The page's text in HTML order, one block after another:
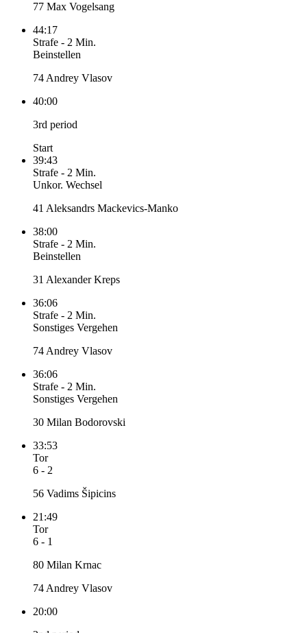
77 Max Vogelsang
44:17
Strafe - 2 Min.
Beinstellen
74 Andrey Vlasov
40:00
3rd period
Start
39:43
Strafe - 2 Min.
Unkor. Wechsel
41 Aleksandrs Mackevics-Manko
38:00
Strafe - 2 Min.
Beinstellen
31 Alexander Kreps
36:06
Strafe - 2 Min.
Sonstiges Vergehen
74 Andrey Vlasov
36:06
Strafe - 2 Min.
Sonstiges Vergehen
30 Milan Bodorovski
33:53
Tor
6 - 2
56 Vadims Šipicins
21:49
Tor
6 - 1
80 Milan Krnac
74 Andrey Vlasov
20:00